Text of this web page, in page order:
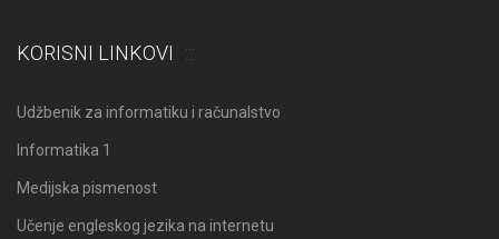
KORISNI LINKOVI
Udžbenik za informatiku i računalstvo
Informatika 1
Medijska pismenost
Učenje engleskog jezika na internetu